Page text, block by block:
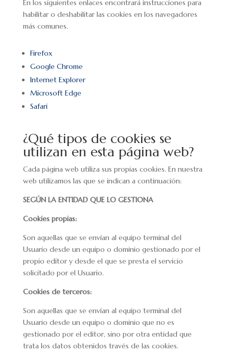
En los siguientes enlaces encontrará instrucciones para
habilitar o deshabilitar las cookies en los navegadores
más comunes.
Firefox
Google Chrome
Internet Explorer
Microsoft Edge
Safari
¿Qué tipos de cookies se
utilizan en esta página web?
Cada página web utiliza sus propias cookies. En nuestra
web utilizamos las que se indican a continuación:
SEGÚN LA ENTIDAD QUE LO GESTIONA
Cookies propias:
Son aquellas que se envían al equipo terminal del
Usuario desde un equipo o dominio gestionado por el
propio editor y desde el que se presta el servicio
solicitado por el Usuario.
Cookies de terceros:
Son aquellas que se envían al equipo terminal del
Usuario desde un equipo o dominio que no es
gestionado por el editor, sino por otra entidad que
trata los datos obtenidos través de las cookies.